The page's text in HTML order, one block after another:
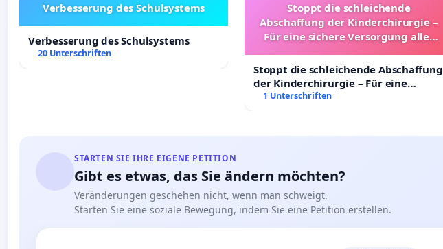
Verbesserung des Schulsystems
Verbesserung des Schulsystems
20 Unterschriften
Stoppt die schleichende
Abschaffung der Kinderchirurgie –
Für eine sichere Versorgung aller
Stoppt die schleichende Abschaffung
der Kinderchirurgie – Für eine
sichere Versorgung aller Kinder in
1 Unterschriften
STARTEN SIE IHRE EIGENE PETITION
Gibt es etwas, das Sie ändern möchten?
Veränderungen geschehen nicht, wenn man schweigt.
Starten Sie eine soziale Bewegung, indem Sie eine Petition erstellen.